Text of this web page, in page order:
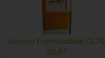
Amaro Formidabile Cl.70
32,5°